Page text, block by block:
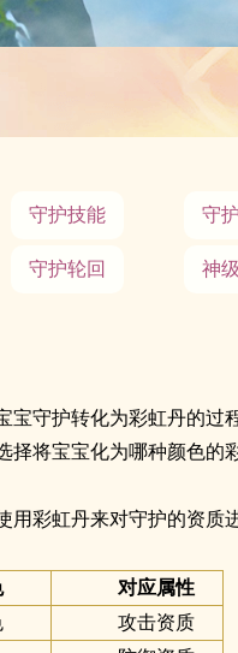
守护技能 守
守护轮回 神
宝守护转化为彩虹丹的过
择将宝宝化为哪种颜色的
用彩虹丹来对守护的资质
对应属性
攻击资质